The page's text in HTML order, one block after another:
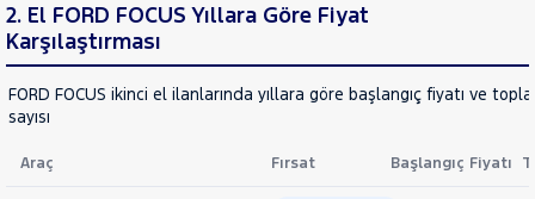
RAPTOR
TOURNEO
CONNECT
TOURNEO
COURIER
TOURNEO
JOURNEY
CUSTOM
2. El FORD FOCUS Yıllara Göre Fiyat
Karşılaştırması
FORD FOCUS ikinci el ilanlarında yıllara göre başlangıç fiyatı ve
sayısı
Araç Fırsat Başlangıç Fiyatı